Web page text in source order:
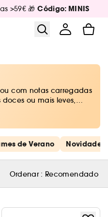
>59€ 🎁Código: MINIS
com notas carregadas
ou mais leves,
um.
de Verano Novidades
Ordenar : Recomendado